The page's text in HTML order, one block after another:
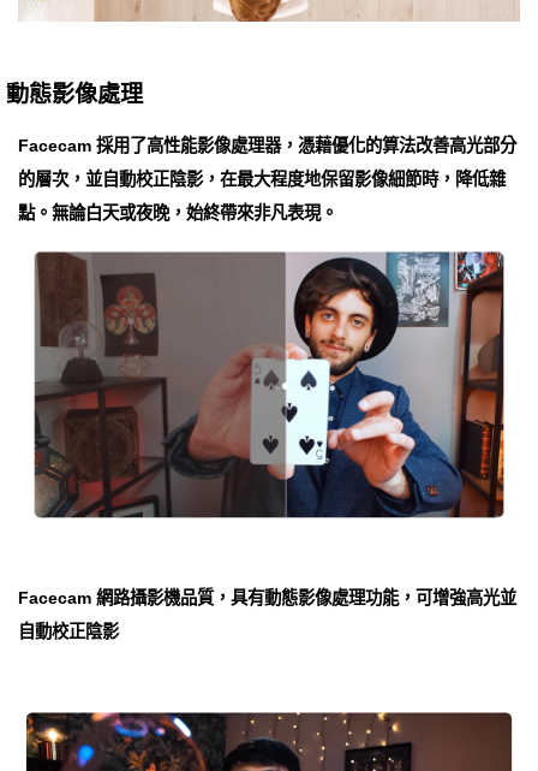
動態影像處理
Facecam 採用了高性能影像處理器，憑藉優化的算法改善高光部分
的層次，並自動校正陰影，在最大程度地保留影像細節時，降低雜
點。無論白天或夜晚，始終帶來非凡表現。
Facecam 網路攝影機品質，具有動態影像處理功能，可增強高光並
自動校正陰影